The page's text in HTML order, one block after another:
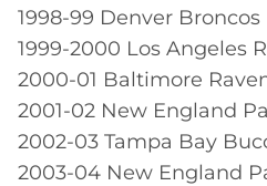
1998-99 Denver Broncos
1999-2000 Los Angeles
2000-01 Baltimore
2001-02 New England
2002-03 Tampa Bay
2003-04 New England